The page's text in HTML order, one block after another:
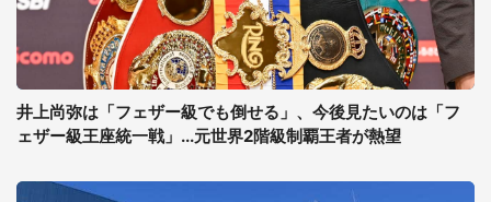
井上尚弥は「フェザー級でも倒せる」、今後見たいのは「フ
ェザー級王座統一戦」...元世界2階級制覇王者が熱望